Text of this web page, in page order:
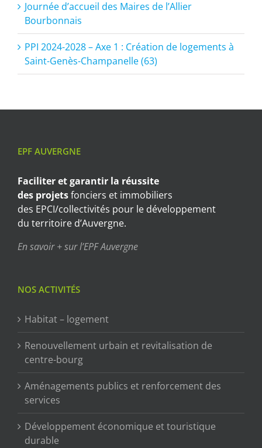
Journée d’accueil des Maires de l’Allier
Bourbonnais
PPI 2024-2028 – Axe 1 : Création de logements à
Saint-Genès-Champanelle (63)
EPF AUVERGNE
Faciliter et garantir la réussite
des projetsfonciers et immobiliers
des EPCI/collectivités pour le développement
du territoire d’Auvergne.
En savoir + sur l’EPF Auvergne
NOS ACTIVITÉS
Habitat – logement
Renouvellement urbain et revitalisation de
centre-bourg
Aménagements publics et renforcement des
services
Développement économique et touristique
durable